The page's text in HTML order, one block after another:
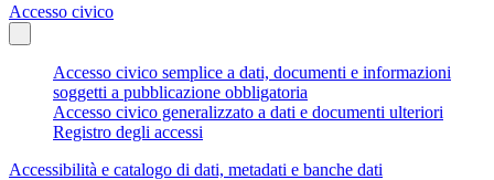
Accesso civico
Accesso civico semplice a dati, documenti e informazioni
soggetti a pubblicazione obbligatoria
Accesso civico generalizzato a dati e documenti ulteriori
Registro degli accessi
Accessibilità e catalogo di dati, metadati e banche dati